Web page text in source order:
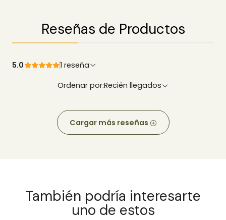
Reseñas de Productos
5.0
1 reseña
Ordenar por:Recién llegados
Cargar más reseñas
También podría interesarte
uno de estos